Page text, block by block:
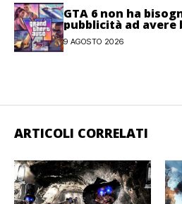
GTA 6 non ha
pubblicità ad avere
9 AGOSTO 2026
ARTICOLI CORRELATI